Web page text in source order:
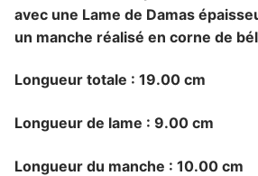
avec une Lame de Damas
un manche réalisé en corne de
Longueur totale : 19.00 cm
Longueur de lame : 9.00 cm
Longueur du manche : 10.00 cm